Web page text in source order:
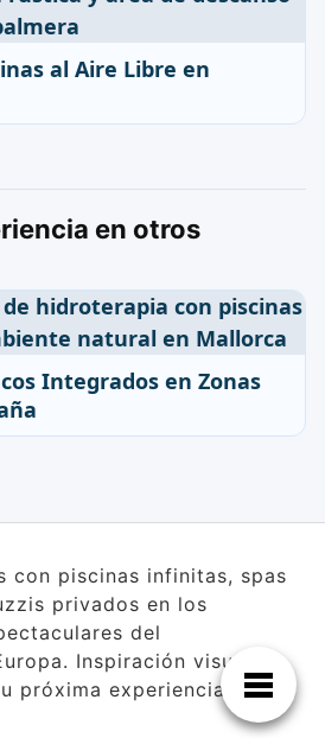
al Aire Libre en
en otros
Integrados en Zonas
con piscinas infinitas, spas
privados en los
del
Inspiración visual
próxima experiencia de